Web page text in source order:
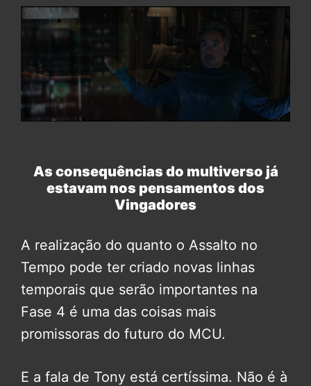
As consequências do multiverso já
estavam nos pensamentos dos
Vingadores
A realização do quanto o Assalto no
Tempo pode ter criado novas linhas
temporais que serão importantes na
Fase 4 é uma das coisas mais
promissoras do futuro do MCU.
E a fala de Tony está certíssima. Não é à